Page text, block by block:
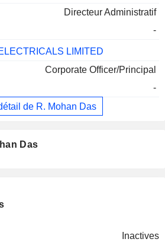
Directeur Administratif
-
LIMITED
Corporate Officer/Principal
-
de R. Mohan Das
Das
Inactives